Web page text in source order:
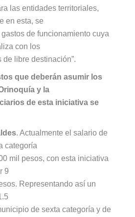
las entidades territoriales,
en esta, se
de funcionamiento cuya
con los
de libre destinación”.
que deberán asumir los
y la
de esta iniciativa se
. Actualmente el salario de
categoría
mil pesos, con esta iniciativa
9
Representando así un
de sexta categoría y de